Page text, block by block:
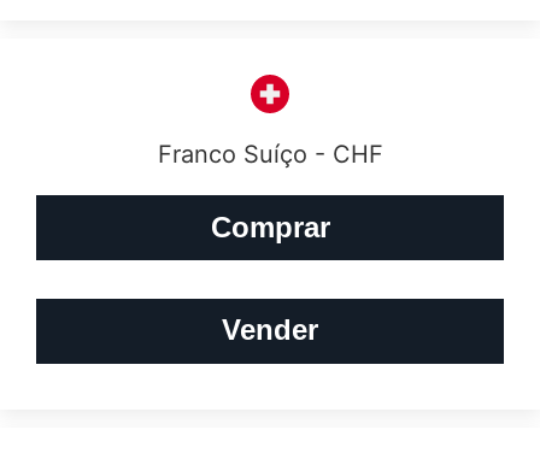
Franco Suíço - CHF
Comprar
Vender